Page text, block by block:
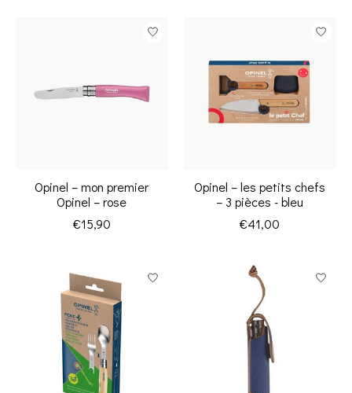
Opinel – mon premier
Opinel – rose
€15,90
Opinel – les petits chefs
– 3 pièces - bleu
€41,00